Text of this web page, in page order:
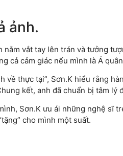
nằm vắt tay lên trán và tưởng
cả cảm giác nếu mình là Á
về thực tại”, Sơn.K hiểu rằng
kết, anh đã chuẩn bị tâm lý
Sơn.K ưu ái những nghệ sĩ
cho mình một suất.